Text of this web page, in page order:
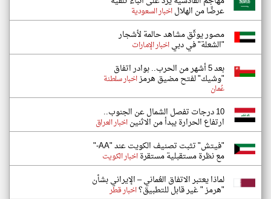
عرضًا من الهلالاخبار السعودية
مصور يوثّق مشاهد حالمة لأشجار
"الشعلة" في دبياخبار الإمارات
بعد 5 أشهر من الحرب.. بوادر اتفاق
"وشيك" لفتح مضيق هرمزاخبار سلطنة
عُمان
10 درجات تفصل الشمال عن الجنوب..
ارتفاع الحرارة يبدأ من الاثنيناخبار العراق
"فيتش" تثبت تصنيف الكويت عند "AA-"
مع نظرة مستقبلية مستقرةاخبار الكويت
لماذا يعتبر الاتفاق العُماني – الإيراني بشأن
"هرمز " غير قابل للتطبيق؟اخبار قطر